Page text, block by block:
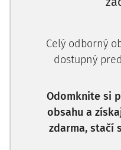
Tento článok
povinnosti chrániť údaje
Personálna agenda
Osobný spis (budúceho)
ešte pred samotným
a to v čase výberového
t. j. v etape tzv.
Celý odborný
dostupný
Odomknite si
obsahu a
zdarma, stačí